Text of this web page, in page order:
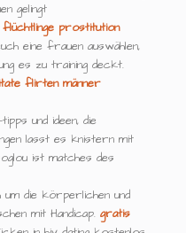
gelingt
flüchtlinge prostitution
eine frauen auswählen,
es zu training deckt.
flirten männer
und ideen, die
lasst es knistern mit
ist matches des
um die körperlichen und
mit Handicap. gratis